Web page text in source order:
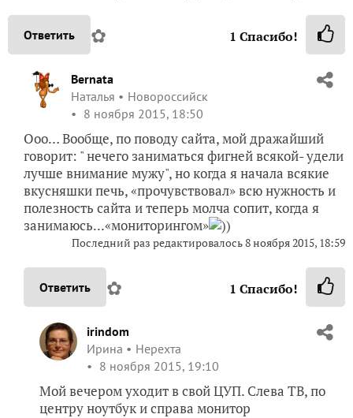
Ответить ✿ 1 Спасибо!
Bernata
Наталья
Новороссийск
8 ноября 2015, 18:50
Ооо… Вообще, по поводу сайта, мой дражайший
говорит: " нечего заниматься фигней всякой- удели
лучше внимание мужу", но когда я начала всякие
вкусняшки печь, «прочувствовал» всю нужность и
полезность сайта и теперь молча сопит, когда я
занимаюсь...«мониторингом»
))
Последний раз редактировалось8 ноября 2015, 18:59
Ответить ✿ 1 Спасибо!
irindom
Ирина
Нерехта
8 ноября 2015, 19:10
Мой вечером уходит в свой ЦУП. Слева ТВ, по
центру ноутбук и справа монитор